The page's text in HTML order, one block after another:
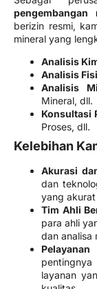
pengembangan
berizin resmi,
mineral yang
Analisis
Analisis
Analisis
Mineral, dll.
Konsultasi
Proses, dll.
Kelebihan
Akurasi
dan
yang
Tim Ahli
para ahli
dan analisa
layanan